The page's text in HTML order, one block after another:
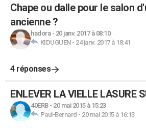
Chape ou dalle pour le salon
ancienne ?
hadora- 20 janv. 2017 à 08:10
KIDUGUEN- 24 janv. 2017 à 18:41
4 réponses
ENLEVER LA VIELLE LASURE
40ERB- 20 mai 2015 à 15:23
Paul-Bernard - 20 mai 2015 à 16:13